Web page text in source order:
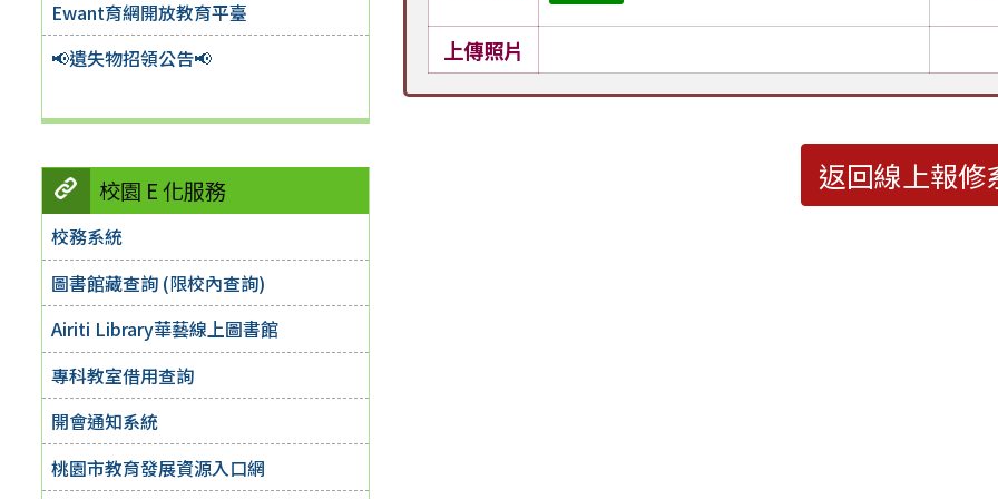
Ewant育網開放教育平臺
📢遺失物招領公告📢
校園 E 化服務
校務系統
圖書館藏查詢 (限校內查詢)
Airiti Library華藝線上圖書館
專科教室借用查詢
開會通知系統
桃園市教育發展資源入口網
上傳照片
返回線上報修